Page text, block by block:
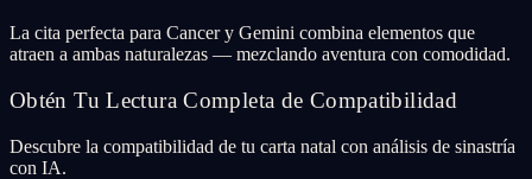
La cita perfecta para Cancer y Gemini combina elementos que
atraen a ambas naturalezas — mezclando aventura con comodidad.
Obtén Tu Lectura Completa de Compatibilidad
Descubre la compatibilidad de tu carta natal con análisis de sinastría
con IA.